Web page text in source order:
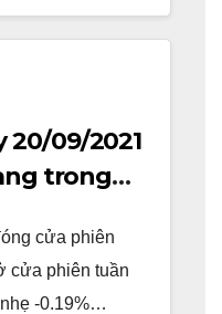
20/09/2021
trong
cửa phiên
cửa phiên tuần
-0.19%…